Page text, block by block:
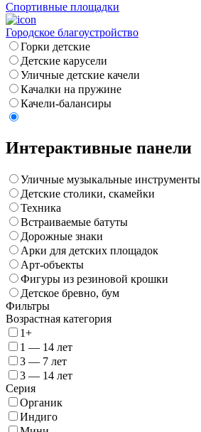
Спортивные площадки
Городское благоустройство
Горки детские
Детские карусели
Уличные детские качели
Качалки на пружине
Качели-балансиры
Интерактивные панели
Уличные музыкальные инструменты
Детские столики, скамейки
Техника
Встраиваемые батуты
Дорожные знаки
Арки для детских площадок
Арт-объекты
Фигуры из резиновой крошки
Детское бревно, бум
Фильтры
Возрастная категория
1+
1 — 14 лет
3 — 7 лет
3 — 14 лет
Серия
Органик
Индиго